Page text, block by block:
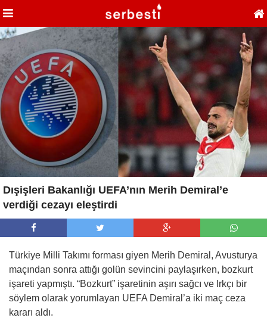
Dışişleri Bakanlığı UEFA’nın Merih Demiral’e
verdiği cezayı eleştirdi
Türkiye Milli Takımı forması giyen Merih Demiral, Avusturya
maçından sonra attığı golün sevincini paylaşırken, bozkurt
işareti yapmıştı. “Bozkurt” işaretinin aşırı sağcı ve Irkçı bir
söylem olarak yorumlayan UEFA Demiral’a iki maç ceza
kararı aldı.